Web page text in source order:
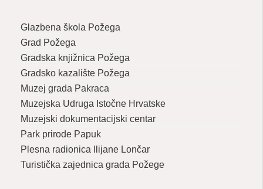
Glazbena škola Požega
Grad Požega
Gradska knjižnica Požega
Gradsko kazalište Požega
Muzej grada Pakraca
Muzejska Udruga Istočne Hrvatske
Muzejski dokumentacijski centar
Park prirode Papuk
Plesna radionica Ilijane Lončar
Turistička zajednica grada Požege